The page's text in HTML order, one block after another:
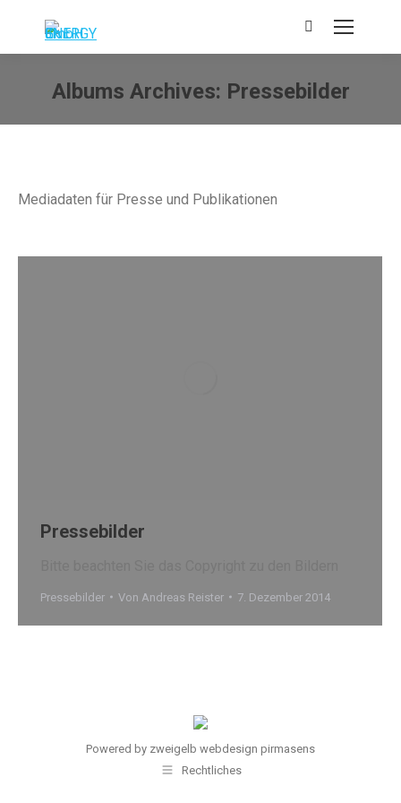
Search:
Albums Archives: Pressebilder
Mediadaten für Presse und Publikationen
Pressebilder
Pressebilder Von Andreas Reister 7. Dezember 2014
Powered by zweigelb webdesign pirmasens
Rechtliches